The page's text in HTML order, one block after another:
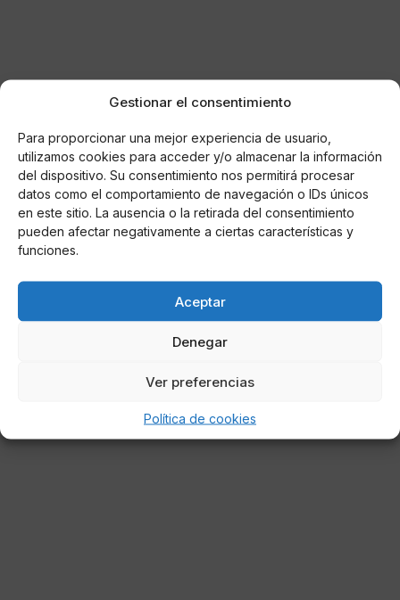
Gestionar el consentimiento
Para proporcionar una mejor experiencia de usuario,
utilizamos cookies para acceder y/o almacenar la información
del dispositivo. Su consentimiento nos permitirá procesar
datos como el comportamiento de navegación o IDs únicos
en este sitio. La ausencia o la retirada del consentimiento
pueden afectar negativamente a ciertas características y
funciones.
Aceptar
Denegar
Ver preferencias
Política de cookies